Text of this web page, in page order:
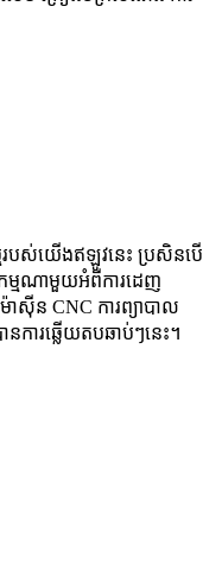
របស់យើងឥឡូវនេះ ប្រសិនបើ
មណាមួយអំពីការដេញ
ស៊ីន CNC ការព្យាបាល
ការឆ្លើយតបឆាប់ៗនេះ។